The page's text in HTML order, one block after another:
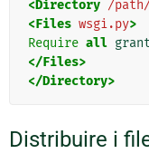
<Directory /
<Files wsgi.py>
Require all
</Files>
</Directory>
Distribuire i